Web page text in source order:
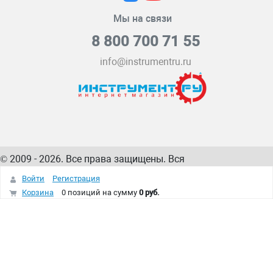
Мы на связи
8 800 700 71 55
info@instrumentru.ru
© 2009 - 2026. Все права защищены. Вся
информация на сайте – собственность
интернет-магазина
Войти
Регистрация
Корзина
0 позиций на сумму 0 руб.